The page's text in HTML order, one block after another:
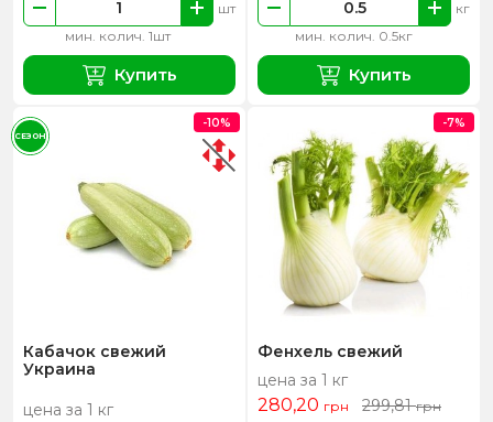
мин. колич. 1шт
шт
Купить
мин. колич. 0.5кг
кг
Купить
Кабачок свежий
Украина
цена за 1 кг
-10%
СЕЗОН
Фенхель свежий
цена за 1 кг
280,20 грн 299,81грн
-7%